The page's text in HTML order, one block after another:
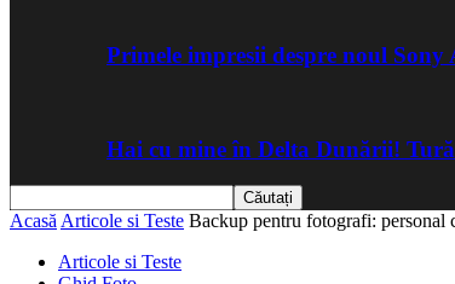
Primele impresii despre noul Sony
Hai cu mine în Delta Dunării!
Acasă Articole si Teste Backup pentru fotografi: personal
Articole si Teste